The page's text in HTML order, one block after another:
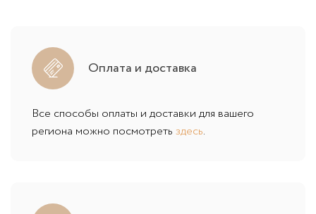
Оплата и доставка
Все способы оплаты и доставки для вашего
региона можно посмотреть здесь.